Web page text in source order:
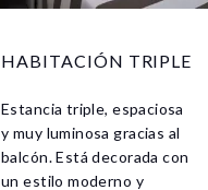
HABITACIÓN TRIPLE
Estancia triple, espaciosa
y muy luminosa gracias al
balcón. Está decorada con
un estilo moderno y